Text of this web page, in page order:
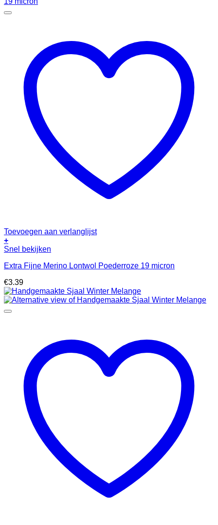
Toevoegen aan verlanglijst
+
Snel bekijken
Extra Fijne Merino Lontwol Poederroze 19 micron
€3.39